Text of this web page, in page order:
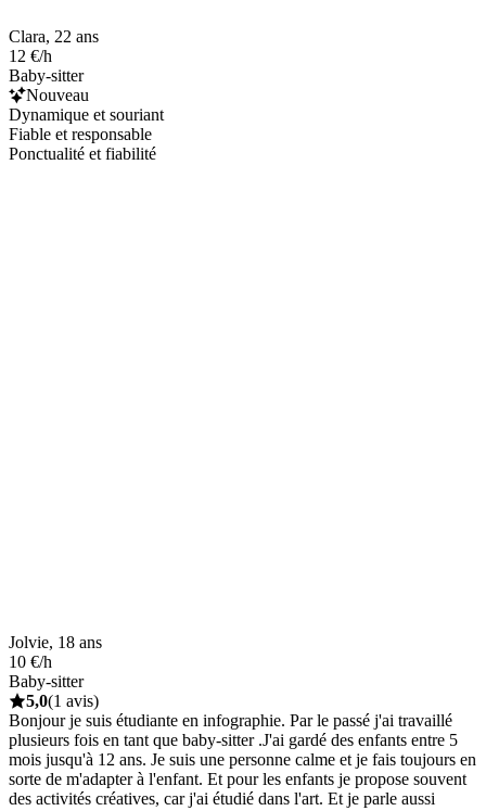
Clara, 22 ans
12 €/h
Baby-sitter
Nouveau
Dynamique et souriant
Fiable et responsable
Ponctualité et fiabilité
Jolvie, 18 ans
10 €/h
Baby-sitter
5,0(1 avis)
Bonjour je suis étudiante en infographie. Par le passé j'ai travaillé
plusieurs fois en tant que baby-sitter .J'ai gardé des enfants entre 5
mois jusqu'à 12 ans. Je suis une personne calme et je fais toujours en
sorte de m'adapter à l'enfant. Et pour les enfants je propose souvent
des activités créatives, car j'ai étudié dans l'art. Et je parle aussi